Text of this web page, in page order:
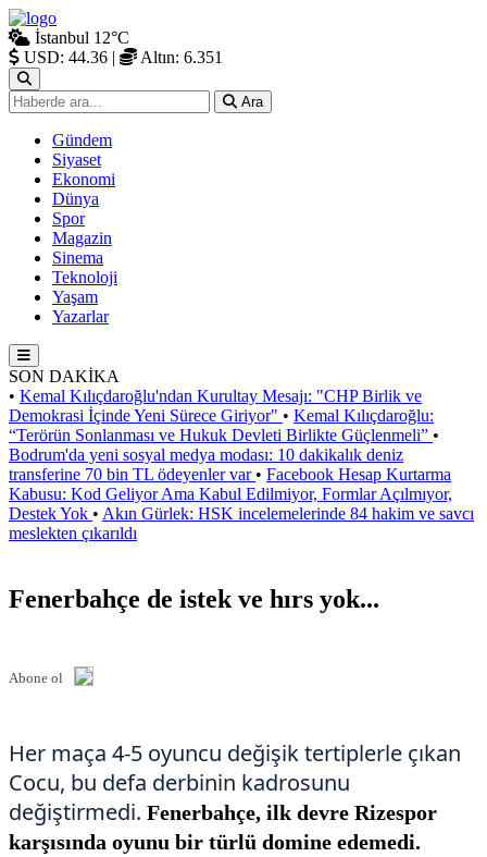
İstanbul 12°C
USD: 44.36 | Altın: 6.351
Ara
Gündem
Siyaset
Ekonomi
Dünya
Spor
Magazin
Sinema
Teknoloji
Yaşam
Yazarlar
SON DAKİKA
• Kemal Kılıçdaroğlu'ndan Kurultay Mesajı: "CHP Birlik ve
Demokrasi İçinde Yeni Sürece Giriyor" • Kemal Kılıçdaroğlu:
“Terörün Sonlanması ve Hukuk Devleti Birlikte Güçlenmeli” •
Bodrum'da yeni sosyal medya modası: 10 dakikalık deniz
transferine 70 bin TL ödeyenler var • Facebook Hesap Kurtarma
Kabusu: Kod Geliyor Ama Kabul Edilmiyor, Formlar Açılmıyor,
Destek Yok • Akın Gürlek: HSK incelemelerinde 84 hakim ve savcı
meslekten çıkarıldı
Fenerbahçe de istek ve hırs yok...
Abone ol
Her maça 4-5 oyuncu değişik tertiplerle çıkan
Cocu, bu defa derbinin kadrosunu
değiştirmedi. Fenerbahçe, ilk devre Rizespor
karşısında oyunu bir türlü domine edemedi.